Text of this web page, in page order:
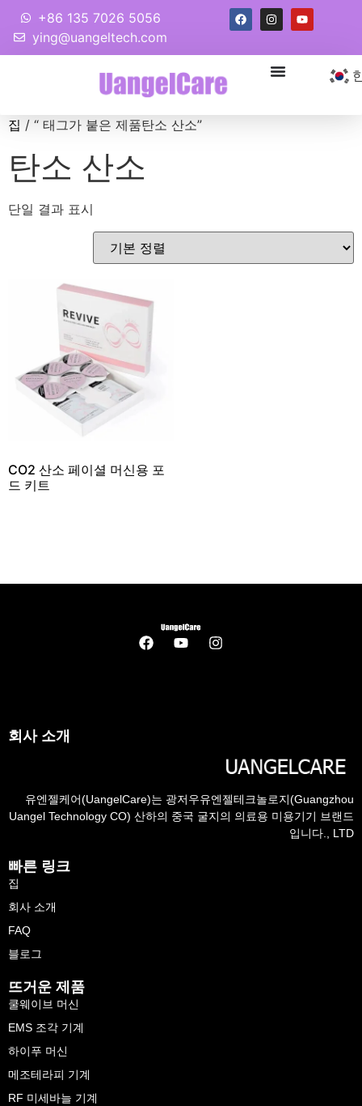
+86 135 7026 5056
ying@uangeltech.com
집 / “ 태그가 붙은 제품탄소 산소”
탄소 산소
단일 결과 표시
CO2 산소 페이셜 머신용 포
드 키트
회사 소개
유엔젤케어(UangelCare)는 광저우유엔젤테크놀로지(Guangzhou
Uangel Technology CO) 산하의 중국 굴지의 의료용 미용기기 브랜드
입니다., LTD
빠른 링크
집
회사 소개
FAQ
블로그
뜨거운 제품
쿨웨이브 머신
EMS 조각 기계
하이푸 머신
메조테라피 기계
RF 미세바늘 기계